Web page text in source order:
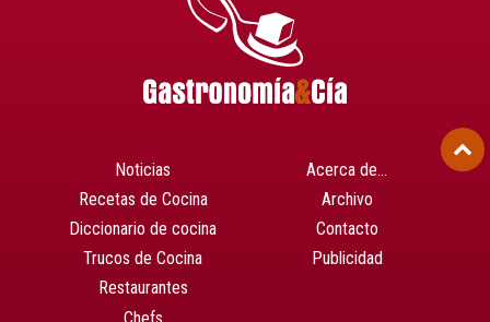
Noticias
Recetas de Cocina
Diccionario de cocina
Trucos de Cocina
Restaurantes
Acerca de…
Archivo
Contacto
Publicidad